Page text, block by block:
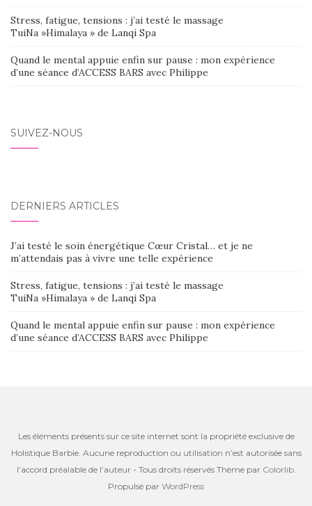
Stress, fatigue, tensions : j’ai testé le massage
TuiNa »Himalaya » de Lanqi Spa
Quand le mental appuie enfin sur pause : mon expérience
d’une séance d’ACCESS BARS avec Philippe
SUIVEZ-NOUS
DERNIERS ARTICLES
J’ai testé le soin énergétique Cœur Cristal… et je ne
m’attendais pas à vivre une telle expérience
Stress, fatigue, tensions : j’ai testé le massage
TuiNa »Himalaya » de Lanqi Spa
Quand le mental appuie enfin sur pause : mon expérience
d’une séance d’ACCESS BARS avec Philippe
Les éléments présents sur ce site internet sont la propriété exclusive de
Holistique Barbie. Aucune reproduction ou utilisation n’est autorisée sans
l’accord préalable de l’auteur - Tous droits réservés Thème par Colorlib.
Propulsé par WordPress